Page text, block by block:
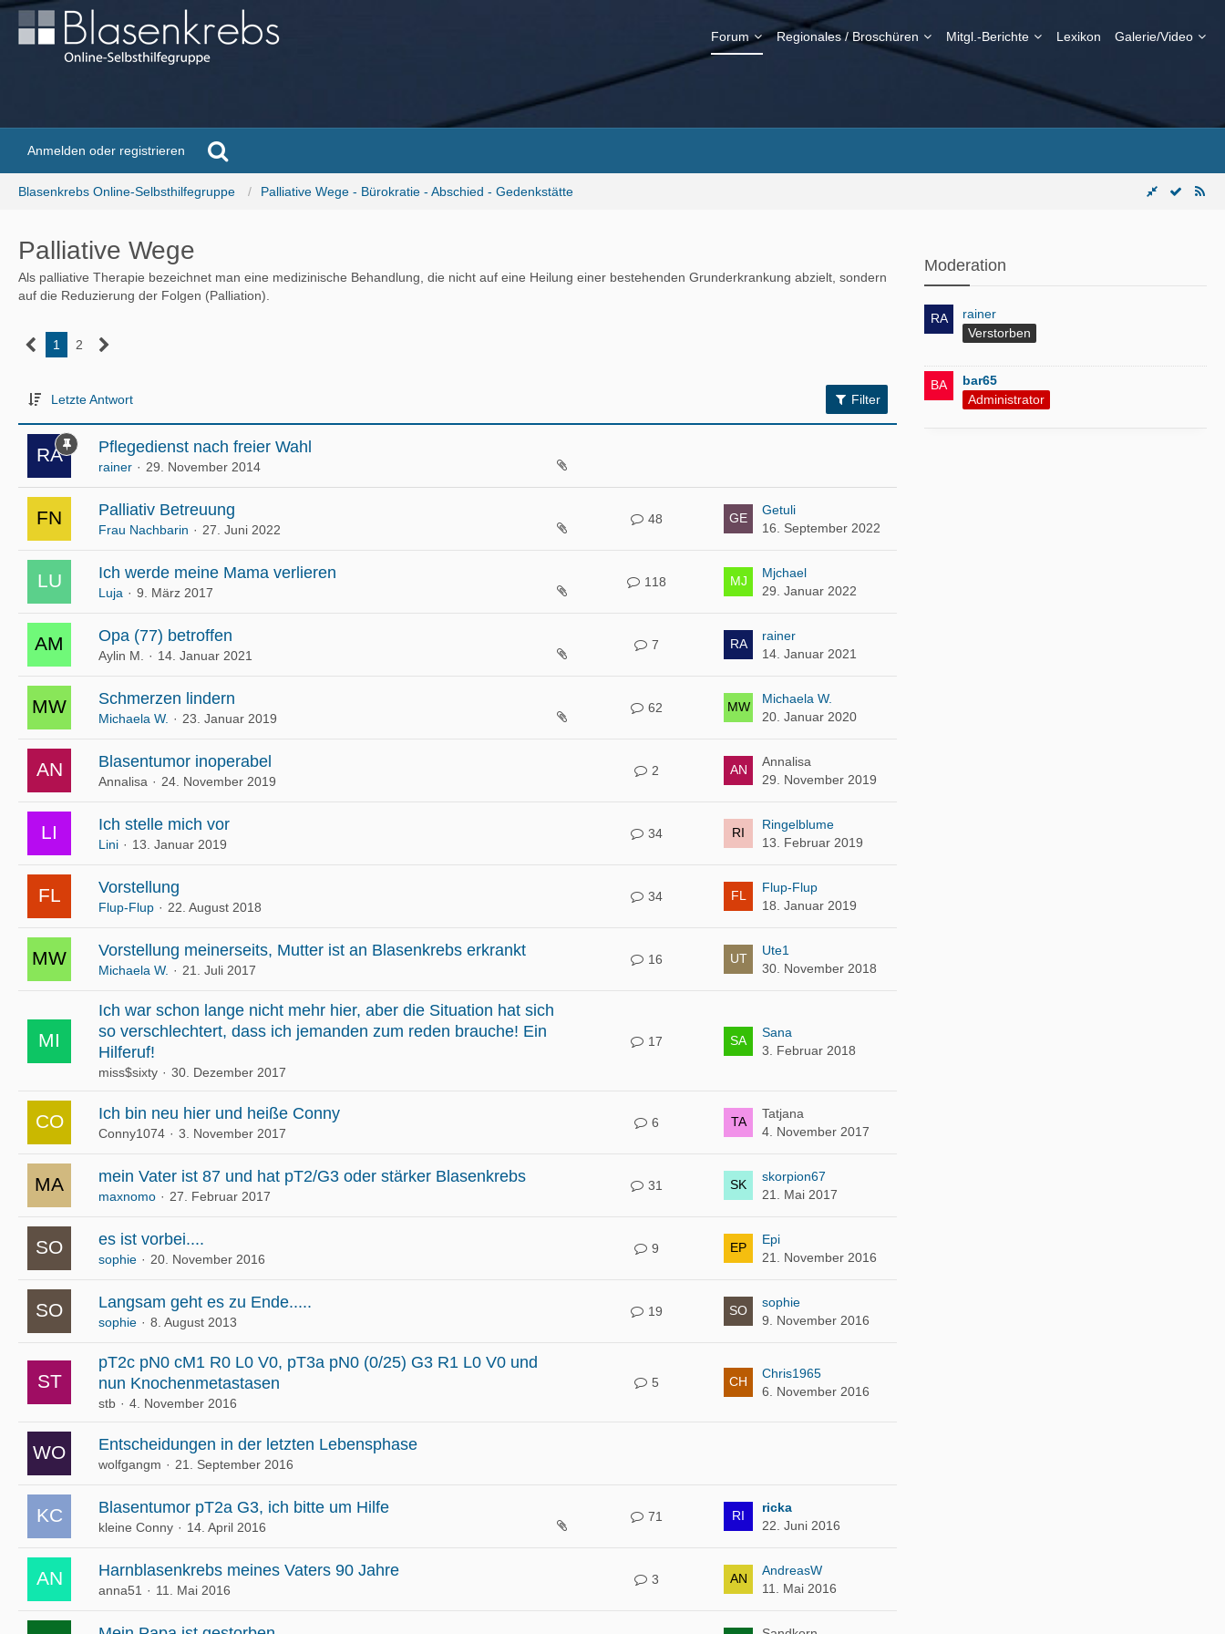
Forum Regionales / Broschüren Mitgl.-Berichte Lexikon Galerie/Video
Anmelden oder registrieren
Blasenkrebs Online-Selbsthilfegruppe Palliative Wege - Bürokratie - Abschied - Gedenkstätte
Palliative Wege
Als palliative Therapie bezeichnet man eine medizinische Behandlung, die nicht auf eine Heilung einer bestehenden Grunderkrankung abzielt, sondern
auf die Reduzierung der Folgen (Palliation).
1 2
Letzte Antwort Filter
Pflegedienst nach freier Wahl
rainer 29. November 2014
Palliativ Betreuung
Frau Nachbarin 27. Juni 2022
48
Getuli
16. September 2022
Ich werde meine Mama verlieren
Luja 9. März 2017
118
Mjchael
29. Januar 2022
Opa (77) betroffen
Aylin M. 14. Januar 2021
7
rainer
14. Januar 2021
Schmerzen lindern
Michaela W. 23. Januar 2019
62
Michaela W.
20. Januar 2020
Blasentumor inoperabel
Annalisa 24. November 2019
2
Annalisa
29. November 2019
Ich stelle mich vor
Lini 13. Januar 2019
34
Ringelblume
13. Februar 2019
Vorstellung
Flup-Flup 22. August 2018
34
Flup-Flup
18. Januar 2019
Vorstellung meinerseits, Mutter ist an Blasenkrebs erkrankt
Michaela W. 21. Juli 2017
16
Ute1
30. November 2018
Ich war schon lange nicht mehr hier, aber die Situation hat sich
so verschlechtert, dass ich jemanden zum reden brauche! Ein
Hilferuf!
miss$sixty 30. Dezember 2017
17
Sana
3. Februar 2018
Ich bin neu hier und heiße Conny
Conny1074 3. November 2017
6
Tatjana
4. November 2017
mein Vater ist 87 und hat pT2/G3 oder stärker Blasenkrebs
maxnomo 27. Februar 2017
31
skorpion67
21. Mai 2017
es ist vorbei....
sophie 20. November 2016
9
Epi
21. November 2016
Langsam geht es zu Ende.....
sophie 8. August 2013
19
sophie
9. November 2016
pT2c pN0 cM1 R0 L0 V0, pT3a pN0 (0/25) G3 R1 L0 V0 und
nun Knochenmetastasen
stb 4. November 2016
5
Chris1965
6. November 2016
Entscheidungen in der letzten Lebensphase
wolfgangm 21. September 2016
Blasentumor pT2a G3, ich bitte um Hilfe
kleine Conny 14. April 2016
71
ricka
22. Juni 2016
Harnblasenkrebs meines Vaters 90 Jahre
anna51 11. Mai 2016
3
AndreasW
11. Mai 2016
Moderation
rainer
Verstorben
bar65
Administrator